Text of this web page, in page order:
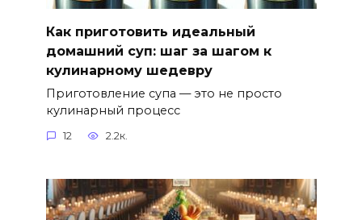
Как приготовить идеальный
домашний суп: шаг за шагом к
кулинарному шедевру
Приготовление супа — это не просто
кулинарный процесс
12 2.2к.